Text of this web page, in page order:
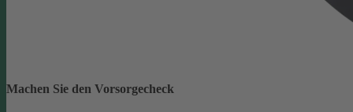
Machen Sie den Vorsorgecheck